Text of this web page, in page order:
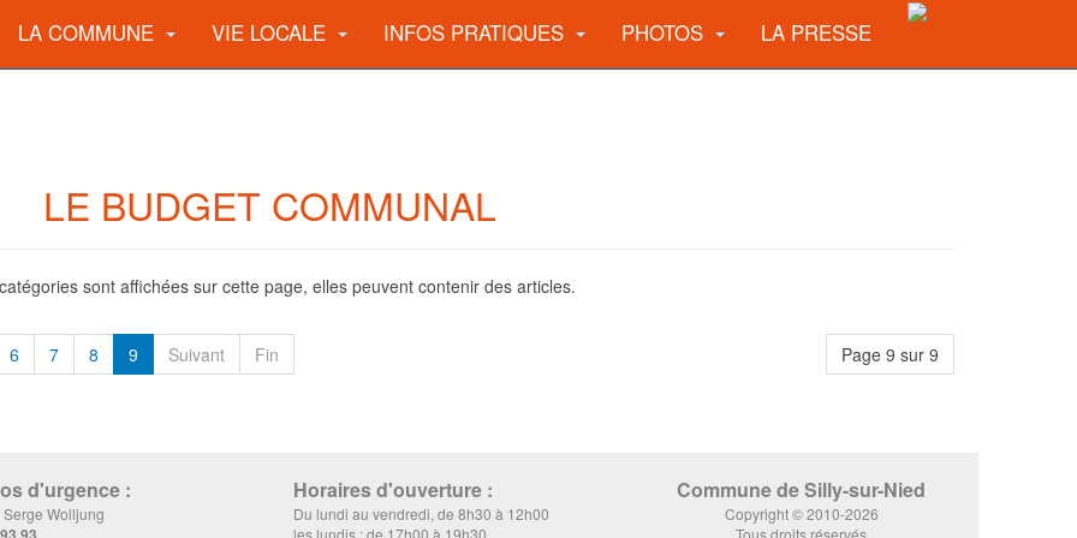
LA COMMUNE VIE LOCALE INFOS PRATIQUES PHOTOS LA PRESSE
LE BUDGET COMMUNAL
sont affichées sur cette page, elles peuvent contenir des articles.
Page 9 sur 9
6 7 8 9 Suivant Fin
d'urgence :
Wolljung
Horaires d'ouverture :
Du lundi au vendredi, de 8h30 à 12h00
les lundis : de 17h00 à 19h30
Commune de Silly-sur-Nied
Copyright © 2010-2026
Tous droits réservés